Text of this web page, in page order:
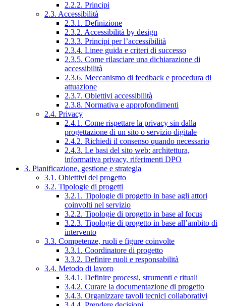
2.2.2. Principi
2.3. Accessibilità
2.3.1. Definizione
2.3.2. Accessibilità by design
2.3.3. Principi per l’accessibilità
2.3.4. Linee guida e criteri di successo
2.3.5. Come rilasciare una dichiarazione di
accessibilità
2.3.6. Meccanismo di feedback e procedura di
attuazione
2.3.7. Obiettivi accessibilità
2.3.8. Normativa e approfondimenti
2.4. Privacy
2.4.1. Come rispettare la privacy sin dalla
progettazione di un sito o servizio digitale
2.4.2. Richiedi il consenso quando necessario
2.4.3. Le basi del sito web: architettura,
informativa privacy, riferimenti DPO
3. Pianificazione, gestione e strategia
3.1. Obiettivi del progetto
3.2. Tipologie di progetti
3.2.1. Tipologie di progetto in base agli attori
coinvolti nel servizio
3.2.2. Tipologie di progetto in base al focus
3.2.3. Tipologie di progetto in base all’ambito di
intervento
3.3. Competenze, ruoli e figure coinvolte
3.3.1. Coordinatore di progetto
3.3.2. Definire ruoli e responsabilità
3.4. Metodo di lavoro
3.4.1. Definire processi, strumenti e rituali
3.4.2. Curare la documentazione di progetto
3.4.3. Organizzare tavoli tecnici collaborativi